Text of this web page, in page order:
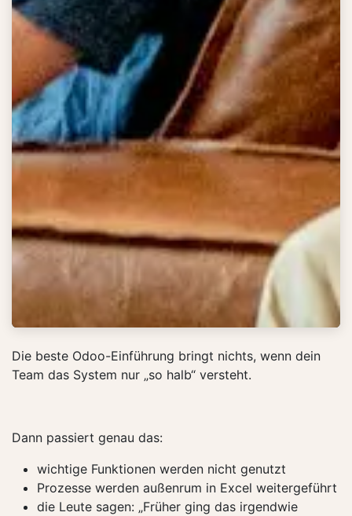
Die beste Odoo-Einführung bringt nichts, wenn dein
Team das System nur „so halb“ versteht.
Dann passiert genau das:
wichtige Funktionen werden nicht genutzt
Prozesse werden außenrum in Excel weitergeführt
die Leute sagen: „Früher ging das irgendwie